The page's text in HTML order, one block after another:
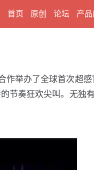
首页 原创 论坛 产
举办了全球首次超
奏狂欢尖叫。无独